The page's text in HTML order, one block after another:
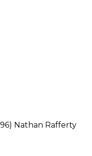
Nathan Rafferty